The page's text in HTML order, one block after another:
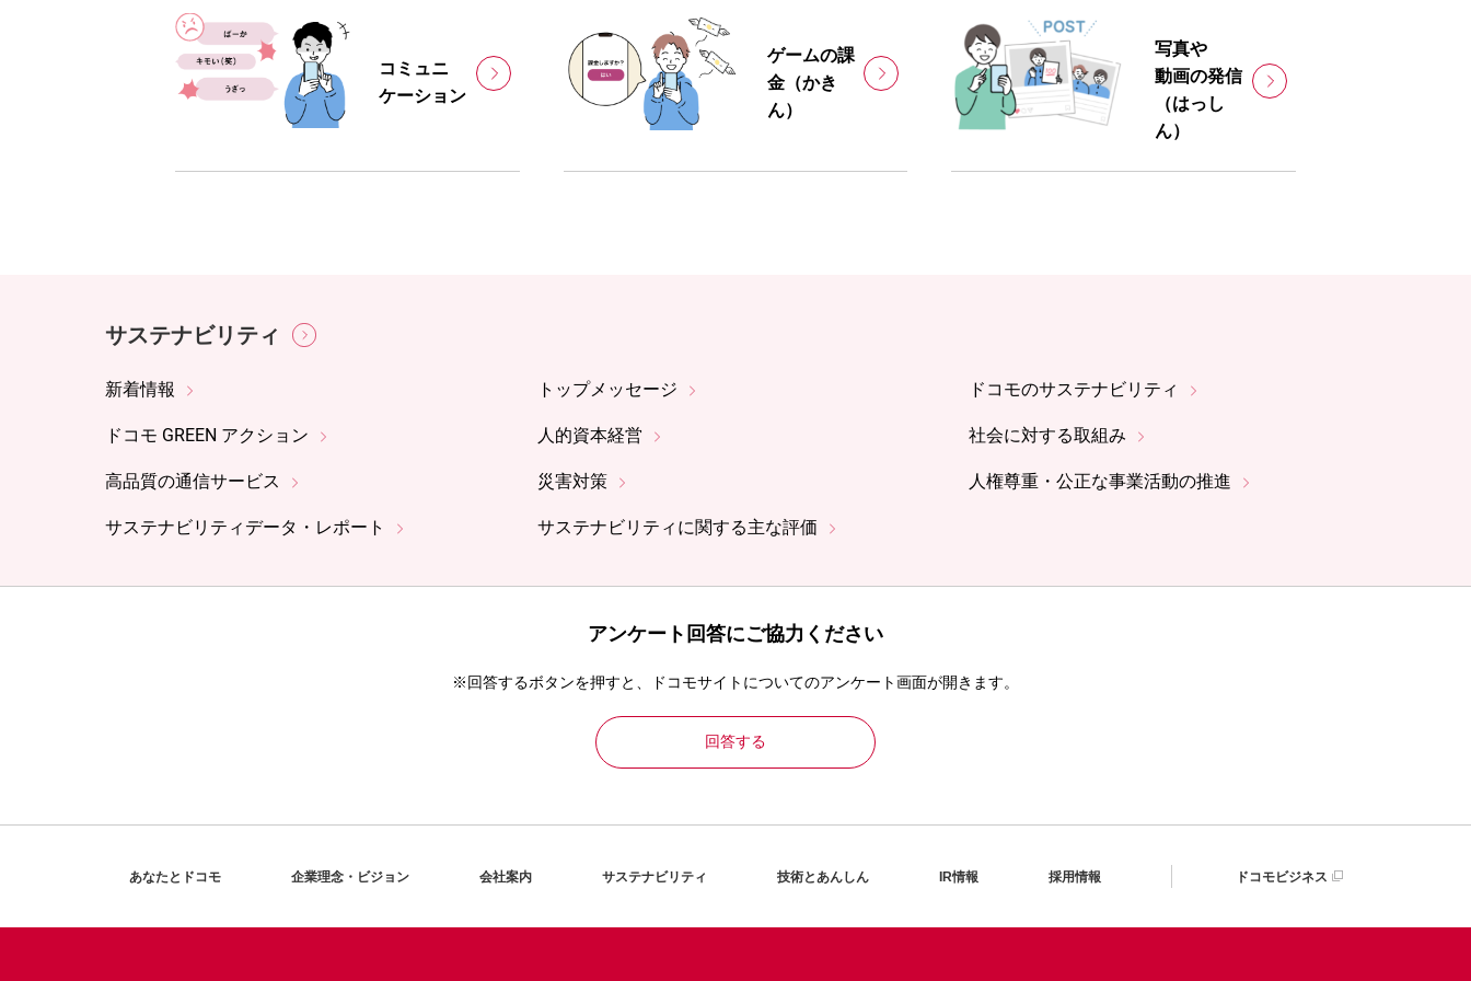
コミュニ
ケーション
ゲームの課
金（かき
ん）
写真や
動画の発信
（はっし
ん）
サステナビリティ
新着情報 トップメッセージ ドコモのサステナビリティ
ドコモ GREEN アクション 人的資本経営 社会に対する取組み
高品質の通信サービス 災害対策 人権尊重・公正な事業活動の推進
サステナビリティデータ・レポート サステナビリティに関する主な評価
アンケート回答にご協力ください
※回答するボタンを押すと、ドコモサイトについてのアンケート画面が開きます。
回答する
あなたとドコモ 企業理念・ビジョン 会社案内 サステナビリティ 技術とあんしん IR情報 採用情報 ドコモビジネス